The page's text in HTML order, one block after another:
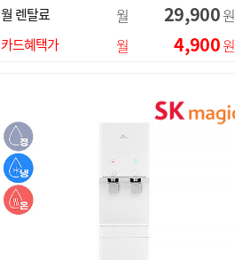
월 렌탈료 월 29,900원
카드혜택가 월 4,900원